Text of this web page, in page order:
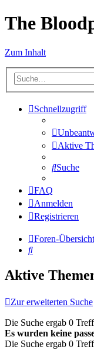
The
Zum Inhalt
Schnellzugriff
Aktive
Suche
FAQ
Anmelden
Registrieren
Foren-Übersicht
Suche
Aktive
Zur erweiterten Suche
Die Suche ergab 0
Es wurden keine
Die Suche ergab 0